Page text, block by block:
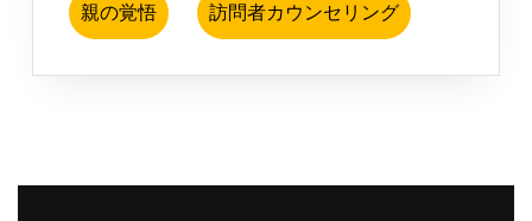
親の覚悟 訪問者カウンセリング